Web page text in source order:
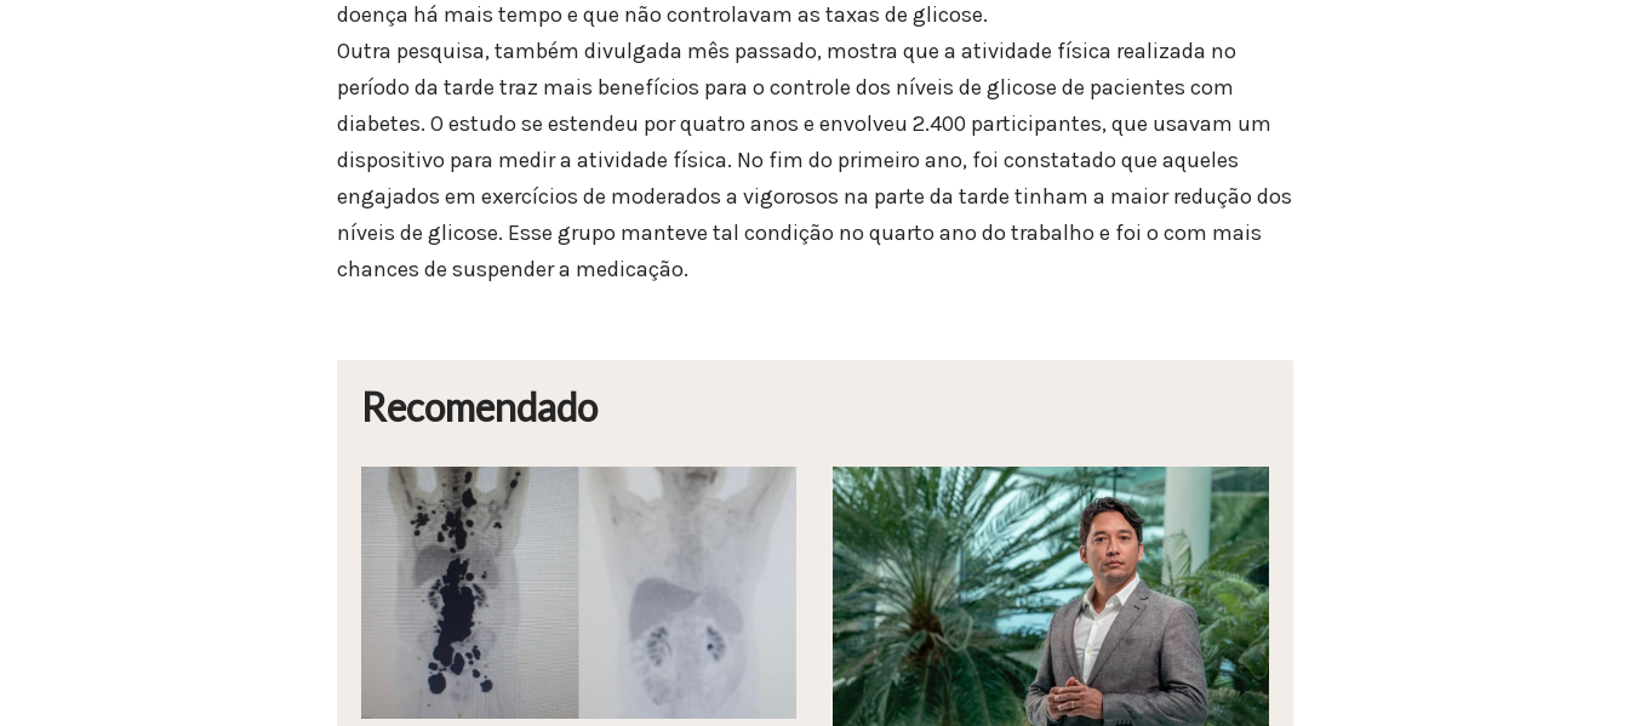
doença há mais tempo e que não controlavam as taxas de glicose.
Outra pesquisa, também divulgada mês passado, mostra que a atividade física realizada no
período da tarde traz mais benefícios para o controle dos níveis de glicose de pacientes com
diabetes. O estudo se estendeu por quatro anos e envolveu 2.400 participantes, que usavam um
dispositivo para medir a atividade física. No fim do primeiro ano, foi constatado que aqueles
engajados em exercícios de moderados a vigorosos na parte da tarde tinham a maior redução dos
níveis de glicose. Esse grupo manteve tal condição no quarto ano do trabalho e foi o com mais
chances de suspender a medicação.
Recomendado